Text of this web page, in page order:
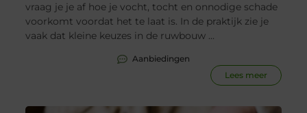
vraag je je af hoe je vocht, tocht en onnodige schade
voorkomt voordat het te laat is. In de praktijk zie je
vaak dat kleine keuzes in de ruwbouw ...
Aanbiedingen
Lees meer